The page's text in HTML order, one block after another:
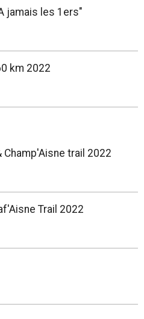
jamais les 1ers"
km 2022
Champ'Aisne trail 2022
Trail 2022